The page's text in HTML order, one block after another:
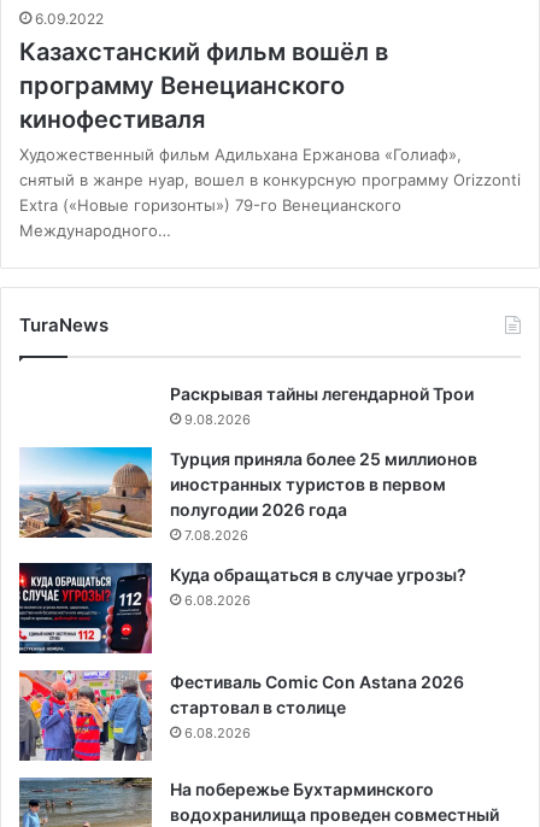
6.09.2022
Казахстанский фильм вошёл в
программу Венецианского
кинофестиваля
Художественный фильм Адильхана Ержанова «Голиаф»,
снятый в жанре нуар, вошел в конкурсную программу Orizzonti
Extra («Новые горизонты») 79-го Венецианского
Международного…
TuraNews
Раскрывая тайны легендарной Трои
9.08.2026
Турция приняла более 25 миллионов
иностранных туристов в первом
полугодии 2026 года
7.08.2026
Куда обращаться в случае угрозы?
6.08.2026
Фестиваль Comic Con Astana 2026
стартовал в столице
6.08.2026
На побережье Бухтарминского
водохранилища проведен совместный